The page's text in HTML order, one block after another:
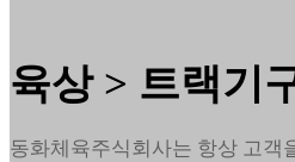
육상 > 트랙기
동화체육주식회사는 항상 고객